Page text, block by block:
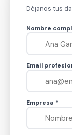
Déjanos tus
Nombre
Email
Empresa *